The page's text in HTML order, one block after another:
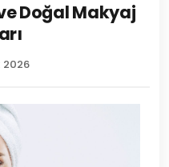
Doğal Makyaj
2026